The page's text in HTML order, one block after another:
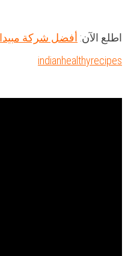
اطلع الآن: أفضل شركة
indianhealthyrecipes